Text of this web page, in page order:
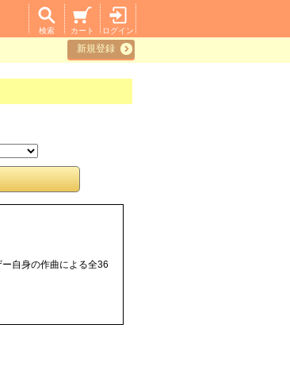
ログイン
カート
検索
新規登録
自身の作曲による全36